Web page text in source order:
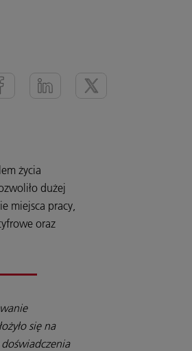
życia
dużej
miejsca pracy,
oraz
się na